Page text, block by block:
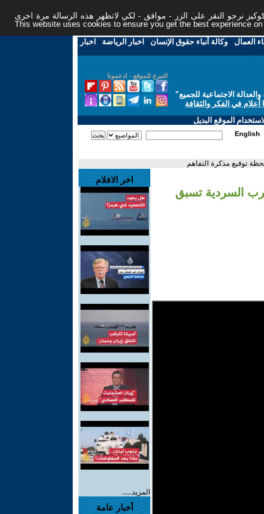
نرجو النقر على الزر - موافق - لكي لاتظهر هذه الرسالة مرة اخرى -
This website uses cookies to ensure you get the best experience
العمال -وكالة أنباء حقوق الإنسان - اخبار الرياضة - اخبار
التبرع للموقع - ادعمونا
الاجتماعية للجميع"
في الفكر والثقافة
الموقع البديل
English
توقيع مذكرة التفاهم
السردية تسبق
اخر الافلام
المزيد.....
أخبار عامة